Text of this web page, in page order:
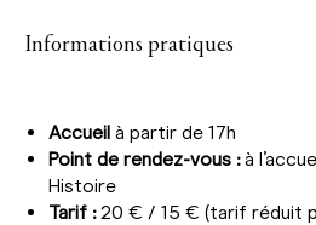
Informations pratiques
Accueil à partir de 17h
Point de rendez-vous :à
Histoire
Tarif :20 € / 15 € (tarif réduit